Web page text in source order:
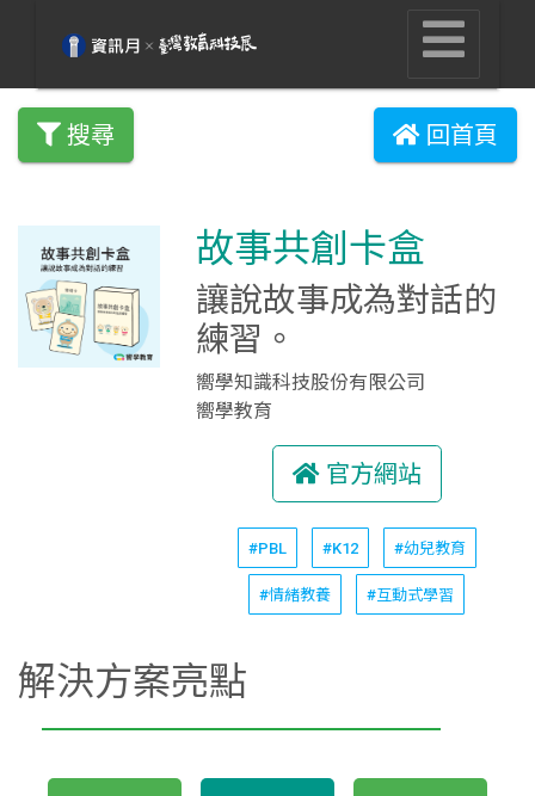
搜尋 回首頁
故事共創卡盒
讓說故事成為對話的
練習。
嚮學知識科技股份有限公司
嚮學教育
官方網站
#PBL #K12 #幼兒教育
#情緒教養 #互動式學習
解決方案亮點